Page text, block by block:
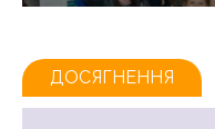
ДОСЯГНЕННЯ